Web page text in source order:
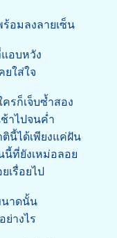
อมลงลายเซ็น
อบหวัง
ยใส่ใจ
รก็เจ็บซ้ำสอง
าไปจนค่ำ
ตินี้ได้เพียงแค่ฝัน
ที่ยังเหม่อลอย
เรื่อยไป
นาดนั้น
างไร